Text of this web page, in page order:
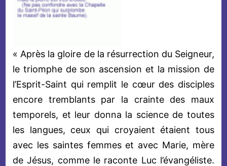
« Après la gloire de la résurrection du Seigneur,
le triomphe de son ascension et la mission de
l’Esprit-Saint qui remplit le cœur des disciples
encore tremblants par la crainte des maux
temporels, et leur donna la science de toutes
les langues, ceux qui croyaient étaient tous
avec les saintes femmes et avec Marie, mère
de Jésus, comme le raconte Luc l’évangéliste.